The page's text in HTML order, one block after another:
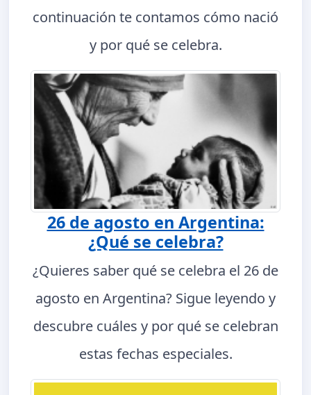
continuación te contamos cómo nació
y por qué se celebra.
26 de agosto en Argentina:
¿Qué se celebra?
¿Quieres saber qué se celebra el 26 de
agosto en Argentina? Sigue leyendo y
descubre cuáles y por qué se celebran
estas fechas especiales.